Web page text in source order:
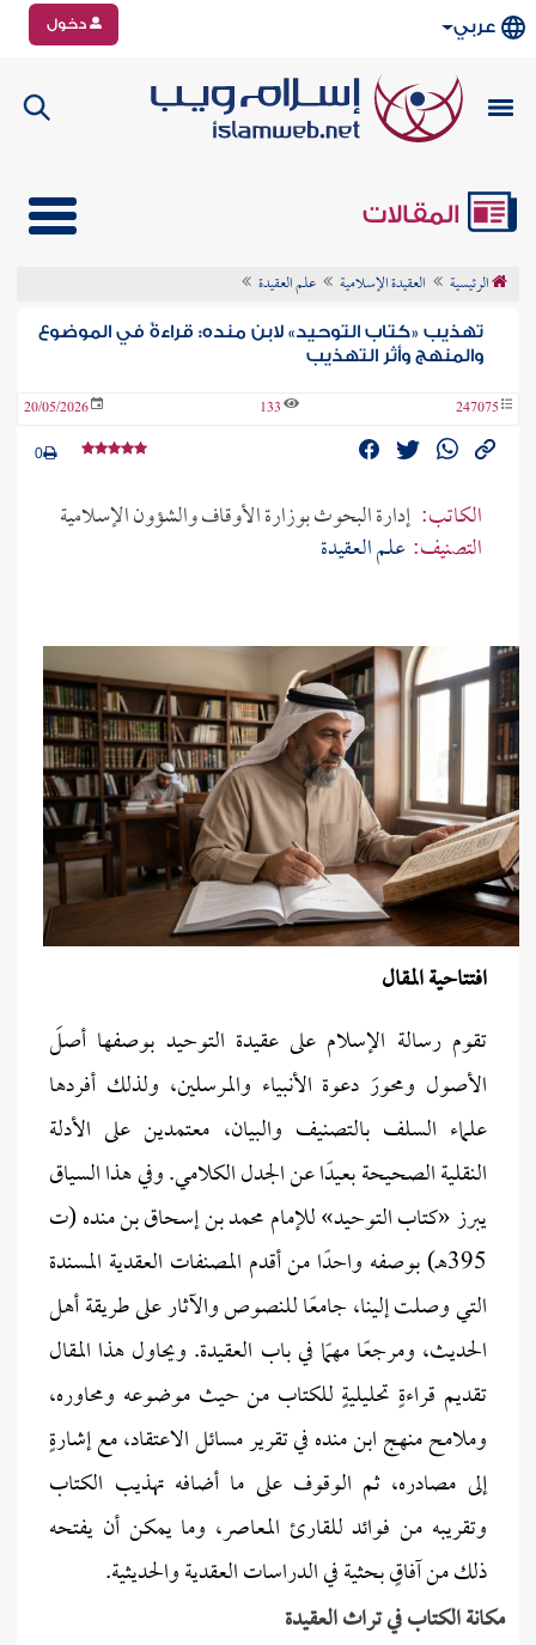
عربي دخول
المقالات
الرئيسية العقيدة الإسلامية علم العقيدة
تهذيب «كتاب التوحيد» لابن منده: قراءةٌ في الموضوع
والمنهج وأثر التهذيب
247075
133
20/05/2026
0
الكاتب: إدارة البحوث بوزارة الأوقاف والشؤون الإسلامية
التصنيف: علم العقيدة
افتتاحية المقال
تقوم رسالة الإسلام على عقيدة التوحيد بوصفها أصلَ
الأصول ومحورَ دعوة الأنبياء والمرسلين، ولذلك أفردها
علماء السلف بالتصنيف والبيان، معتمدين على الأدلة
النقلية الصحيحة بعيدًا عن الجدل الكلامي. وفي هذا السياق
يبرز «كتاب التوحيد» للإمام محمد بن إسحاق بن منده (ت
395هـ) بوصفه واحدًا من أقدم المصنفات العقدية المسندة
التي وصلت إلينا، جامعًا للنصوص والآثار على طريقة أهل
الحديث، ومرجعًا مهمًا في باب العقيدة. ويحاول هذا المقال
تقديم قراءةٍ تحليليةٍ للكتاب من حيث موضوعه ومحاوره،
وملامح منهج ابن منده في تقرير مسائل الاعتقاد، مع إشارةٍ
إلى مصادره، ثم الوقوف على ما أضافه تهذيب الكتاب
وتقريبه من فوائد للقارئ المعاصر، وما يمكن أن يفتحه
ذلك من آفاقٍ بحثية في الدراسات العقدية والحديثية.
مكانة الكتاب في تراث العقيدة